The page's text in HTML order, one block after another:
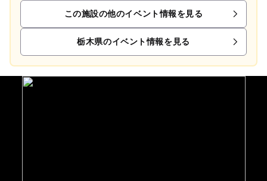
この施設の他のイベント情報を見る
栃木県のイベント情報を見る